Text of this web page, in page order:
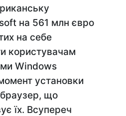
на 561 млн євро
на себе
користувачам
Windows
установки
браузер, що
їх. Всупереч